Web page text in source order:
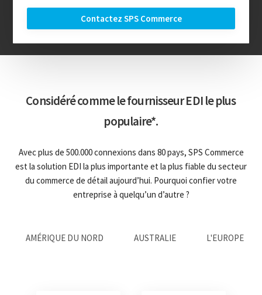
Considéré comme le fournisseur EDI le plus
populaire*.
Avec plus de 500.000 connexions dans 80 pays, SPS Commerce
est la solution EDI la plus importante et la plus fiable du secteur
du commerce de détail aujourd’hui. Pourquoi confier votre
entreprise à quelqu’un d’autre ?
AMÉRIQUE DU NORD AUSTRALIE L'EUROPE